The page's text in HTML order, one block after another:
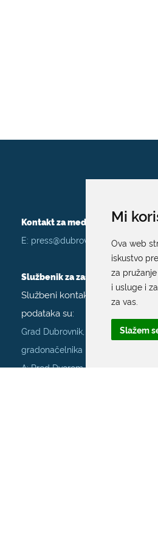
Mi
Ova web
iskustvo
za
i usluge i
za vas
Slažem
Kontakt za medije / Press
E: press@dubrovnik.hr
Službenik za zaštitu podataka
Službeni kontakt podaci
podataka su:
Grad Dubrovnik, Upravni odjel za
gradonačelnika
A: Pred Dvorom 1; E: